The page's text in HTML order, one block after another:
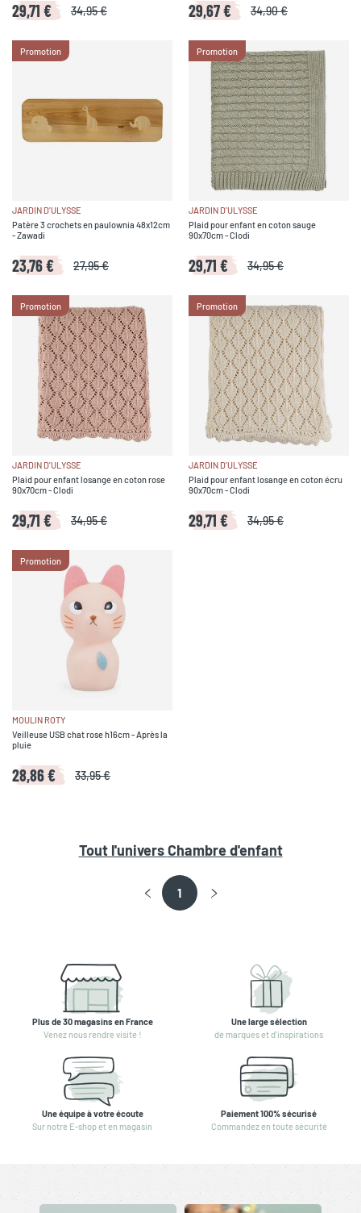
29,71 € 34,95 € 29,67 € 34,90 €
Promotion
JARDIN D'ULYSSE
Patère 3 crochets en paulownia 48x12cm
- Zawadi
23,76 € 27,95 €
Promotion
JARDIN D'ULYSSE
Plaid pour enfant en coton sauge
90x70cm - Clodi
29,71 € 34,95 €
Promotion
JARDIN D'ULYSSE
Plaid pour enfant losange en coton rose
90x70cm - Clodi
29,71 € 34,95 €
Promotion
JARDIN D'ULYSSE
Plaid pour enfant losange en coton écru
90x70cm - Clodi
29,71 € 34,95 €
Promotion
MOULIN ROTY
Veilleuse USB chat rose h16cm - Après la
pluie
28,86 € 33,95 €
Tout l'universChambre d'enfant
1
Plus de 30 magasins en France
Venez nous rendre visite !
Une large sélection
de marques et d'inspirations
Une équipe à votre écoute
Sur notre E-shop et en magasin
Paiement 100% sécurisé
Commandez en toute sécurité